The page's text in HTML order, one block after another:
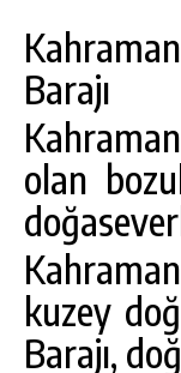
Barajı
olan
kuzey
Barajı,